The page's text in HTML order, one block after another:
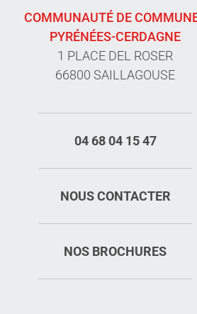
COMMUNAUTÉ DE
PYRÉNÉES-CERDAGNE
1 PLACE DEL ROSER
66800 SAILLAGOUSE
04 68 04 15 47
NOUS CONTACTER
NOS BROCHURES